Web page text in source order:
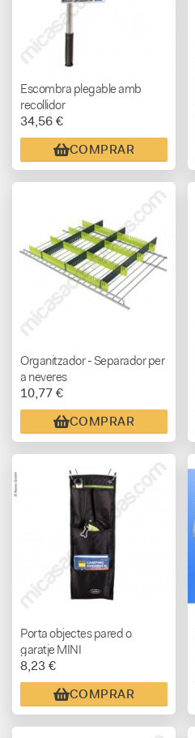
Escombra plegable amb
recollidor
34,56 €
COMPRAR
Organitzador - Separador per
a neveres
10,77 €
COMPRAR
Porta objectes pared o
garatje MINI
8,23 €
COMPRAR